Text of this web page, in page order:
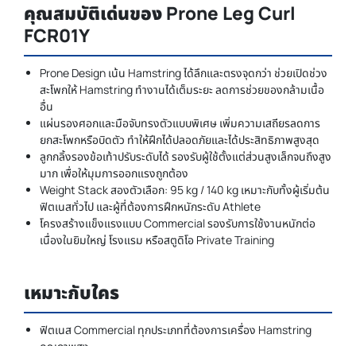
คุณสมบัติเด่นของ Prone Leg Curl
FCR01Y
Prone Design เน้น Hamstring ได้ลึกและตรงจุดกว่า ช่วยเปิดช่วง
สะโพกให้ Hamstring ทำงานได้เต็มระยะ ลดการช่วยของกล้ามเนื้อ
อื่น
แผ่นรองศอกและมือจับทรงตัวแบบพิเศษ เพิ่มความเสถียรลดการ
ยกสะโพกหรือบิดตัว ทำให้ฝึกได้ปลอดภัยและได้ประสิทธิภาพสูงสุด
ลูกกลิ้งรองข้อเท้าปรับระดับได้ รองรับผู้ใช้ตั้งแต่ส่วนสูงเล็กจนถึงสูง
มาก เพื่อให้มุมการออกแรงถูกต้อง
Weight Stack สองตัวเลือก: 95 kg / 140 kg เหมาะกับทั้งผู้เริ่มต้น
ฟิตเนสทั่วไป และผู้ที่ต้องการฝึกหนักระดับ Athlete
โครงสร้างแข็งแรงแบบ Commercial รองรับการใช้งานหนักต่อ
เนื่องในยิมใหญ่ โรงแรม หรือสตูดิโอ Private Training
เหมาะกับใคร
ฟิตเนส Commercial ทุกประเภทที่ต้องการเครื่อง Hamstring